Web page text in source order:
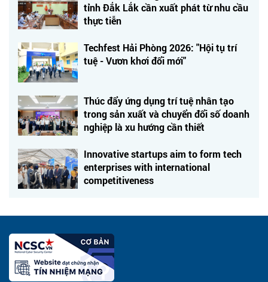
tỉnh Đắk Lắk cần xuất phát từ nhu cầu
thực tiễn
Techfest Hải Phòng 2026: "Hội tụ trí
tuệ - Vươn khơi đổi mới"
Thúc đẩy ứng dụng trí tuệ nhân tạo
trong sản xuất và chuyển đổi số doanh
nghiệp là xu hướng cần thiết
Innovative startups aim to form tech
enterprises with international
competitiveness